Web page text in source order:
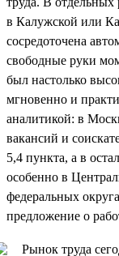
в Калужской или
сосредоточена
свободные руки
был настолько
мгновенно и
аналитикой: в
вакансий и
5,4 пункта, а в
особенно в
федеральных
предложение о